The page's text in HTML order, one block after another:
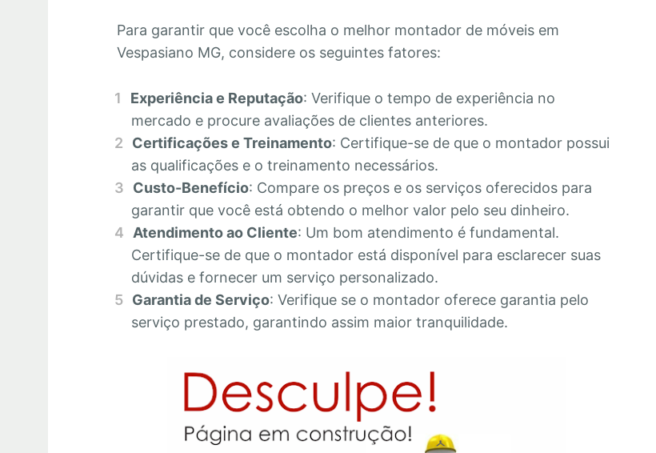
Para garantir que você escolha o melhor montador de móveis em
Vespasiano MG, considere os seguintes fatores:
Experiência e Reputação: Verifique o tempo de experiência no
mercado e procure avaliações de clientes anteriores.
Certificações e Treinamento: Certifique-se de que o montador possui
as qualificações e o treinamento necessários.
Custo-Benefício: Compare os preços e os serviços oferecidos para
garantir que você está obtendo o melhor valor pelo seu dinheiro.
Atendimento ao Cliente: Um bom atendimento é fundamental.
Certifique-se de que o montador está disponível para esclarecer suas
dúvidas e fornecer um serviço personalizado.
Garantia de Serviço: Verifique se o montador oferece garantia pelo
serviço prestado, garantindo assim maior tranquilidade.